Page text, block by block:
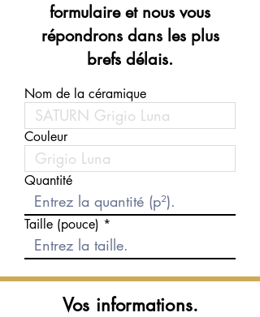
formulaire et nous vous
répondrons dans les plus
brefs délais.
Nom de la céramique
Couleur
Quantité
Taille (pouce)
Vos informations.